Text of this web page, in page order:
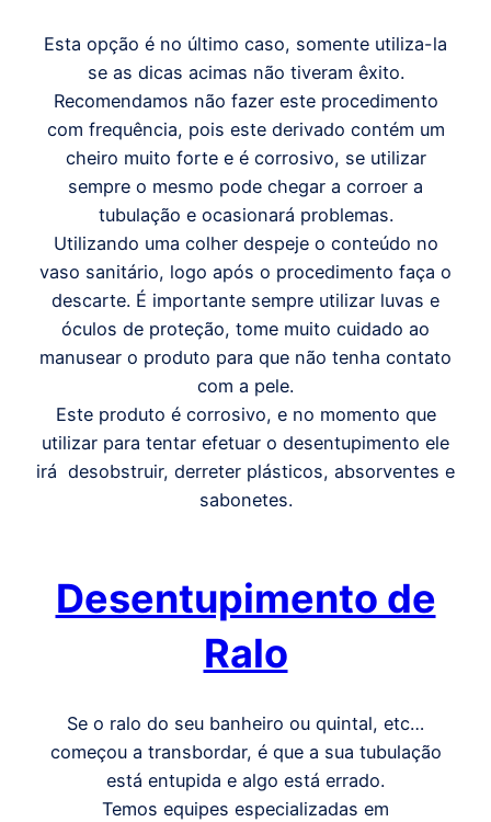
Esta opção é no último caso, somente utiliza-la
se as dicas acimas não tiveram êxito.
Recomendamos não fazer este procedimento
com frequência, pois este derivado contém um
cheiro muito forte e é corrosivo, se utilizar
sempre o mesmo pode chegar a corroer a
tubulação e ocasionará problemas.
Utilizando uma colher despeje o conteúdo no
vaso sanitário, logo após o procedimento faça o
descarte. É importante sempre utilizar luvas e
óculos de proteção, tome muito cuidado ao
manusear o produto para que não tenha contato
com a pele.
Este produto é corrosivo, e no momento que
utilizar para tentar efetuar o desentupimento ele
irá desobstruir, derreter plásticos, absorventes e
sabonetes.
Desentupimento de
Ralo
Se o ralo do seu banheiro ou quintal, etc…
começou a transbordar, é que a sua tubulação
está entupida e algo está errado.
Temos equipes especializadas em